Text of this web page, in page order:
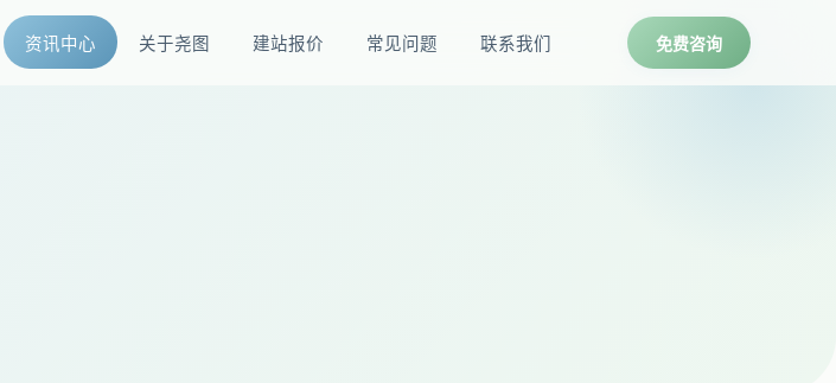
资讯中心 关于尧图 建站报价 常见问题 联系我们 免费咨询